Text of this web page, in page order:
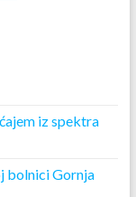
iz spektra
bolnici Gornja